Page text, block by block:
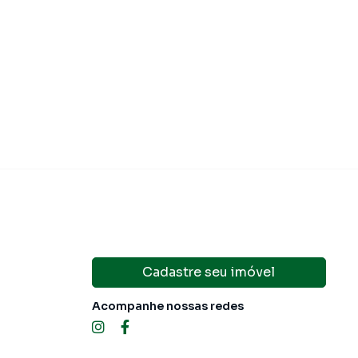
Cadastre seu imóvel
Acompanhe nossas redes